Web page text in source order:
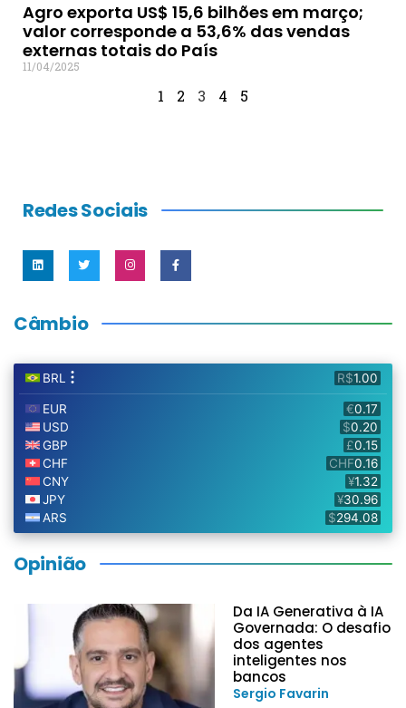
Agro exporta US$ 15,6 bilhões em março;
valor corresponde a 53,6% das vendas
externas totais do País
11/04/2025
1 2 3 4 5
Redes Sociais
Câmbio
Opinião
Da IA Generativa à IA
Governada: O desafio
dos agentes
inteligentes nos
bancos
Sergio Favarin